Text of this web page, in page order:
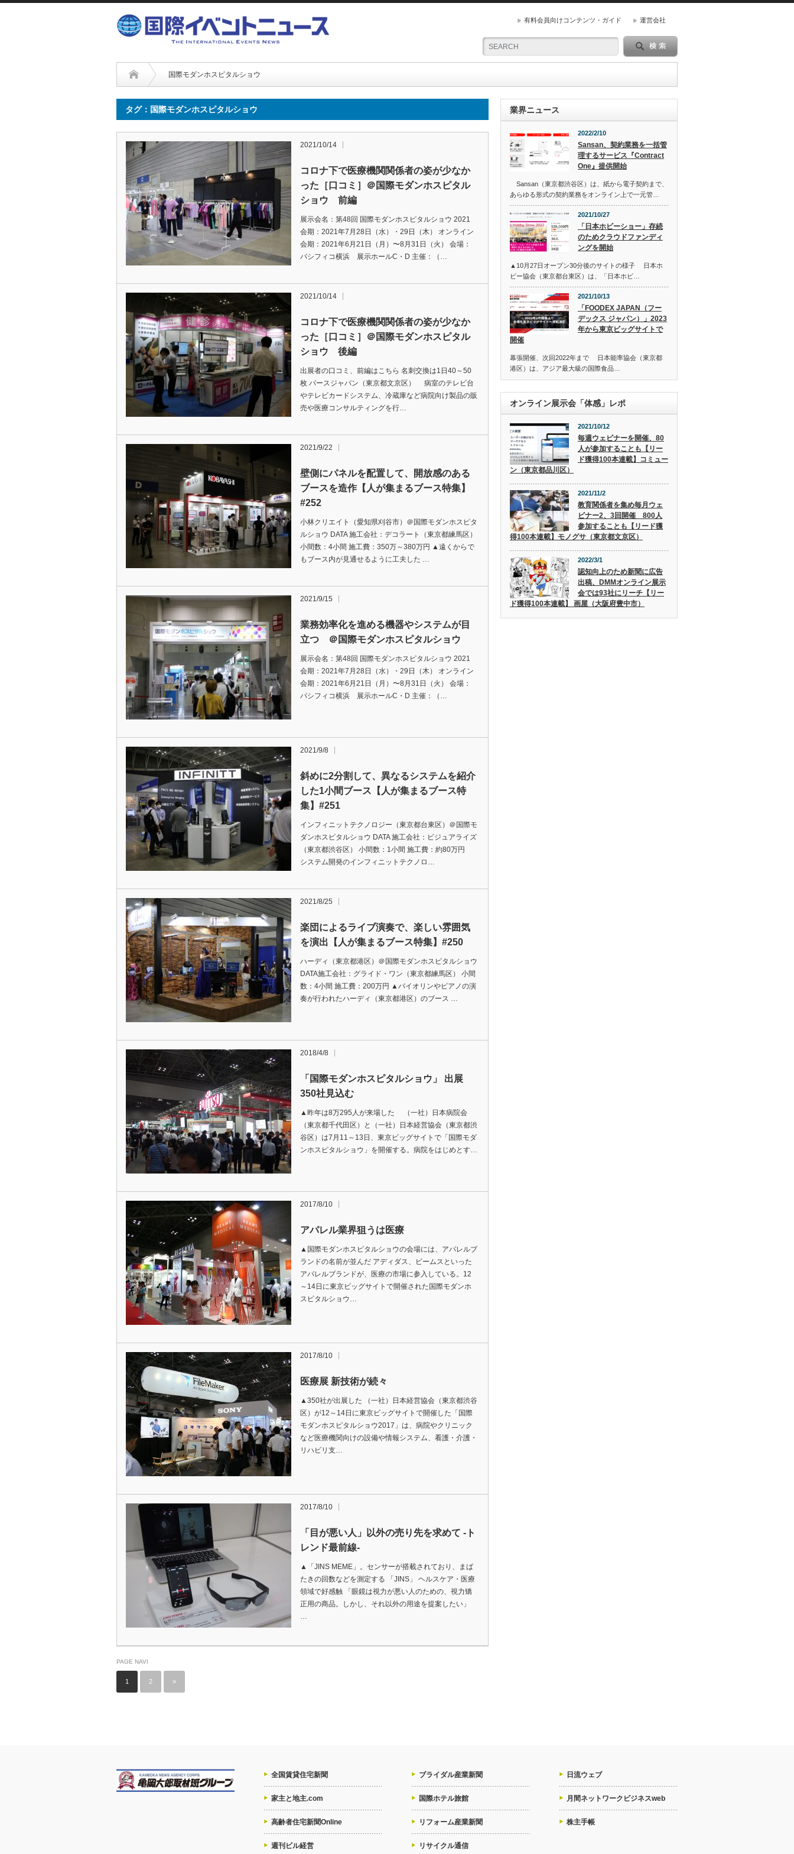
有料会員向けコンテンツ・ガイド 運営会社
国際モダンホスピタルショウ
タグ：国際モダンホスピタルショウ
2021/10/14
コロナ下で医療機関関係者の姿が少なか
った［口コミ］＠国際モダンホスピタル
ショウ 前編
展示会名：第48回 国際モダンホスピタルショウ 2021
会期：2021年7月28日（水）・29日（木） オンライン
会期：2021年6月21日（月）〜8月31日（火） 会場：
パシフィコ横浜 展示ホールC・D 主催：（…
2021/10/14
コロナ下で医療機関関係者の姿が少なか
った［口コミ］＠国際モダンホスピタル
ショウ 後編
出展者の口コミ、前編はこちら 名刺交換は1日40～50
枚 パースジャパン（東京都文京区） 病室のテレビ台
やテレビカードシステム、冷蔵庫など病院向け製品の販
売や医療コンサルティングを行…
2021/9/22
壁側にパネルを配置して、開放感のある
ブースを造作【人が集まるブース特集】
#252
小林クリエイト（愛知県刈谷市）＠国際モダンホスピタ
ルショウ DATA 施工会社：デコラート（東京都練馬区）
小間数：4小間 施工費：350万～380万円 ▲遠くからで
もブース内が見通せるように工夫した …
2021/9/15
業務効率化を進める機器やシステムが目
立つ ＠国際モダンホスピタルショウ
展示会名：第48回 国際モダンホスピタルショウ 2021
会期：2021年7月28日（水）・29日（木） オンライン
会期：2021年6月21日（月）〜8月31日（火） 会場：
パシフィコ横浜 展示ホールC・D 主催：（…
2021/9/8
斜めに2分割して、異なるシステムを紹介
した1小間ブース【人が集まるブース特
集】#251
インフィニットテクノロジー（東京都台東区）＠国際モ
ダンホスピタルショウ DATA 施工会社：ビジュアライズ
（東京都渋谷区） 小間数：1小間 施工費：約80万円
システム開発のインフィニットテクノロ…
2021/8/25
楽団によるライブ演奏で、楽しい雰囲気
を演出【人が集まるブース特集】#250
ハーディ（東京都港区）＠国際モダンホスピタルショウ
DATA施工会社：グライド・ワン（東京都練馬区） 小間
数：4小間 施工費：200万円 ▲バイオリンやピアノの演
奏が行われたハーディ（東京都港区）のブース …
2018/4/8
「国際モダンホスピタルショウ」 出展
350社見込む
▲昨年は8万295人が来場した （一社）日本病院会
（東京都千代田区）と（一社）日本経営協会（東京都渋
谷区）は7月11～13日、東京ビッグサイトで「国際モダ
ンホスピタルショウ」を開催する。病院をはじめとす…
2017/8/10
アパレル業界狙うは医療
▲国際モダンホスピタルショウの会場には、アパレルブ
ランドの名前が並んだ アディダス、ビームスといった
アパレルブランドが、医療の市場に参入している。12
～14日に東京ビッグサイトで開催された国際モダンホ
スピタルショウ…
2017/8/10
医療展 新技術が続々
▲350社が出展した （一社）日本経営協会（東京都渋谷
区）が12～14日に東京ビッグサイトで開催した「国際
モダンホスピタルショウ2017」は、病院やクリニック
など医療機関向けの設備や情報システム、看護・介護・
リハビリ支…
2017/8/10
「目が悪い人」以外の売り先を求めて -ト
レンド最前線-
▲「JINS MEME」。センサーが搭載されており、まば
たきの回数などを測定する 「JINS」 ヘルスケア・医療
領域で好感触 「眼鏡は視力が悪い人のための、視力矯
正用の商品。しかし、それ以外の用途を提案したい」
…
PAGE NAVI
1 2 »
業界ニュース
2022/2/10
Sansan、契約業務を一括管
理するサービス『Contract
One』提供開始
Sansan（東京都渋谷区）は、紙から電子契約まで、
あらゆる形式の契約業務をオンライン上で一元管…
2021/10/27
「日本ホビーショー」存続
のためクラウドファンディ
ングを開始
▲10月27日オープン30分後のサイトの様子 日本ホ
ビー協会（東京都台東区）は、「日本ホビ…
2021/10/13
「FOODEX JAPAN（フー
デックス ジャパン）」2023
年から東京ビッグサイトで
開催
幕張開催、次回2022年まで 日本能率協会（東京都
港区）は、アジア最大級の国際食品…
オンライン展示会「体感」レポ
2021/10/12
毎週ウェビナーを開催、80
人が参加することも【リー
ド獲得100本連載】コミュー
ン（東京都品川区）
2021/11/2
教育関係者を集め毎月ウェ
ビナー2、3回開催 800人
参加することも【リード獲
得100本連載】モノグサ（東京都文京区）
2022/3/1
認知向上のため新聞に広告
出稿、DMMオンライン展示
会では93社にリーチ【リー
ド獲得100本連載】 画屋（大阪府豊中市）
全国賃貸住宅新聞
家主と地主.com
高齢者住宅新聞Online
週刊ビル経営
ブライダル産業新聞
国際ホテル旅館
リフォーム産業新聞
リサイクル通信
日流ウェブ
月間ネットワークビジネスweb
株主手帳